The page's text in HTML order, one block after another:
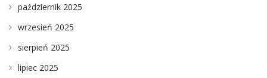
październik 2025
wrzesień 2025
sierpień 2025
lipiec 2025